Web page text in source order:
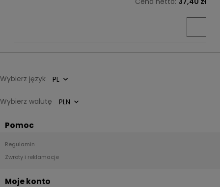
Wybierz język
Wybierz walutę
Pomoc
Regulamin
Zwroty i reklamacje
Moje konto